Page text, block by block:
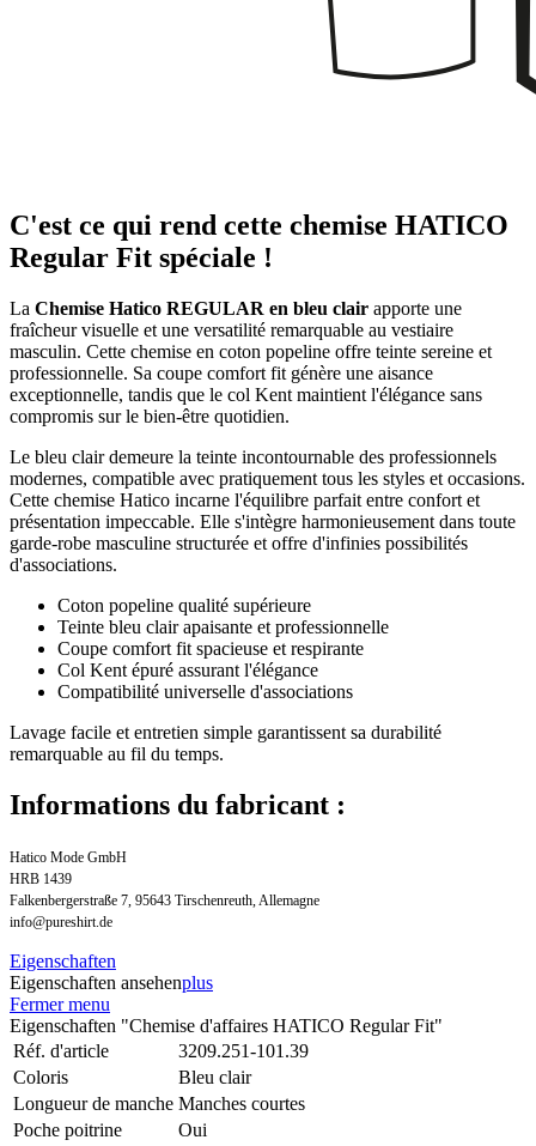
C'est ce qui rend cette chemise HATICO
Regular Fit spéciale !
La Chemise Hatico REGULAR en bleu clair apporte une
fraîcheur visuelle et une versatilité remarquable au vestiaire
masculin. Cette chemise en coton popeline offre teinte sereine et
professionnelle. Sa coupe comfort fit génère une aisance
exceptionnelle, tandis que le col Kent maintient l'élégance sans
compromis sur le bien-être quotidien.
Le bleu clair demeure la teinte incontournable des professionnels
modernes, compatible avec pratiquement tous les styles et occasions.
Cette chemise Hatico incarne l'équilibre parfait entre confort et
présentation impeccable. Elle s'intègre harmonieusement dans toute
garde-robe masculine structurée et offre d'infinies possibilités
d'associations.
Coton popeline qualité supérieure
Teinte bleu clair apaisante et professionnelle
Coupe comfort fit spacieuse et respirante
Col Kent épuré assurant l'élégance
Compatibilité universelle d'associations
Lavage facile et entretien simple garantissent sa durabilité
remarquable au fil du temps.
Informations du fabricant :
Hatico Mode GmbH
HRB 1439
Falkenbergerstraße 7, 95643 Tirschenreuth, Allemagne
info@pureshirt.de
Eigenschaften
Eigenschaften ansehenplus
Fermer menu
Eigenschaften "Chemise d'affaires HATICO Regular Fit"
Réf. d'article
3209.251-101.39
Coloris
Bleu clair
Longueur de manche Manches courtes
Poche poitrine
Oui